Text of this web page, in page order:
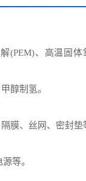
(PEM)、高温固
醇制氢。
膜、丝网、密封垫
等。